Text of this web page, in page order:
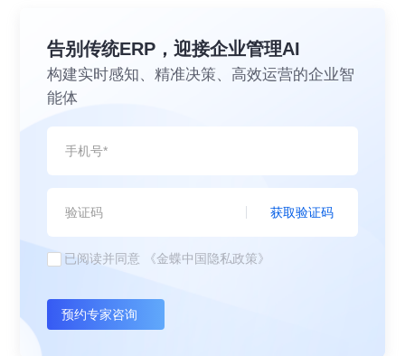
告别传统ERP，迎接企业管理AI
构建实时感知、精准决策、高效运营的企业智
能体
获取验证码
已阅读并同意 《金蝶中国隐私政策》
预约专家咨询